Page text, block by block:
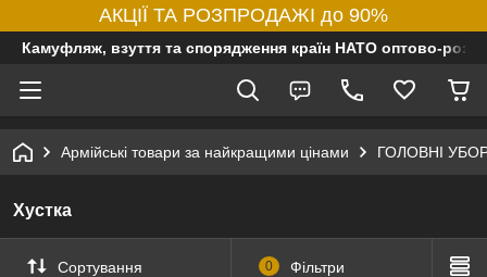
АКЦІЇ ТА РОЗПРОДАЖІ до 90%
Камуфляж, взуття та спорядження країн НАТО оптово-
Армійські товари за найкращими цінами ГОЛОВНІ
Хустка
Сортування 0 Фільтри